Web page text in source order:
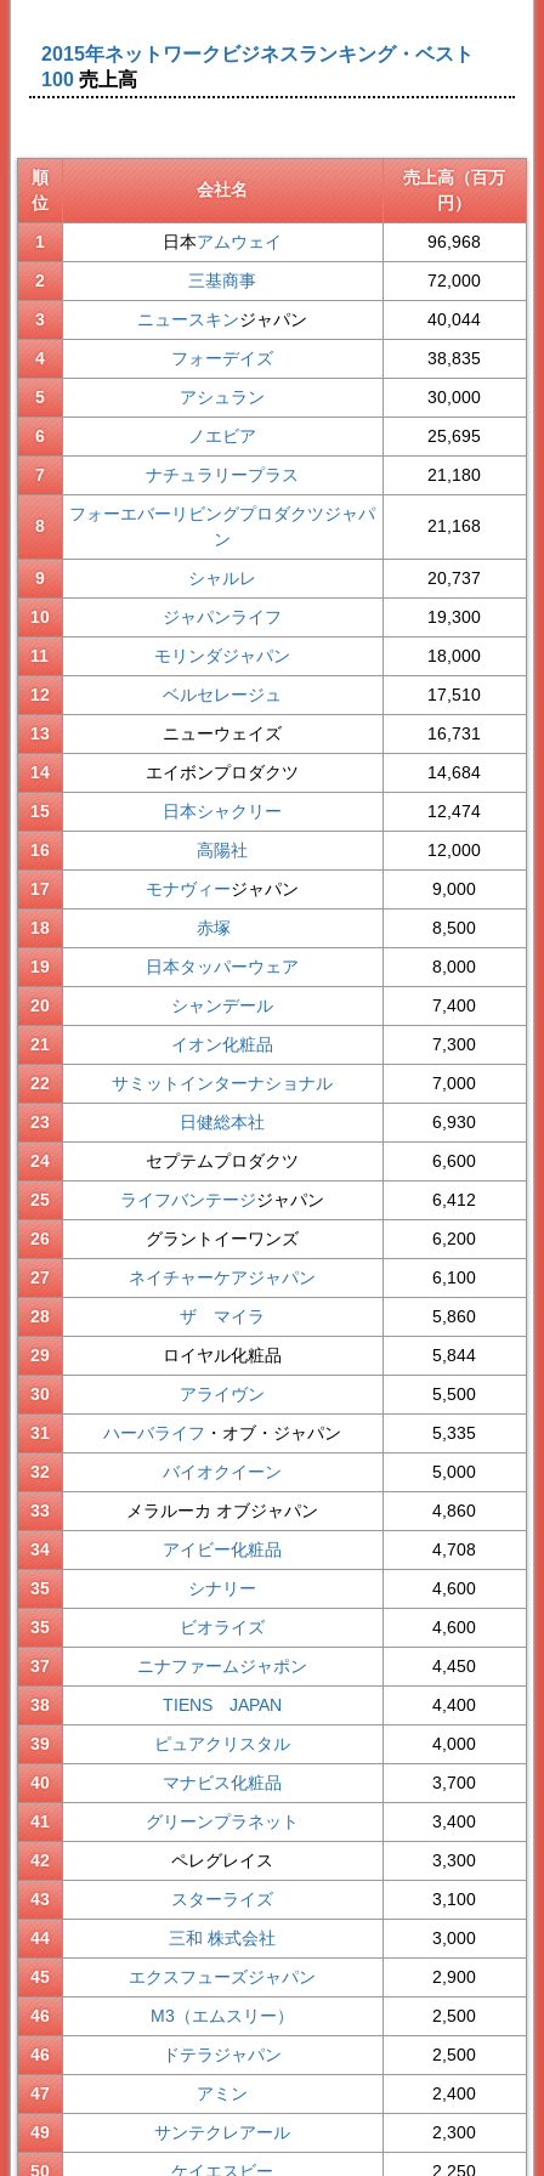
2015年ネットワークビジネスランキング・ベスト
100売上高
順
位
会社名
売上高（百万
円）
1
日本アムウェイ
96,968
2
三基商事
72,000
3
ニュースキンジャパン
40,044
4
フォーデイズ
38,835
5
アシュラン
30,000
6
ノエビア
25,695
7
ナチュラリープラス 21,180
8
フォーエバーリビングプロダクツジャパ
ン
21,168
9 シャルレ
20,737
10
ジャパンライフ
19,300
11
モリンダジャパン
18,000
12
ベルセレージュ
17,510
13
ニューウェイズ
16,731
14
エイボンプロダクツ
14,684
15
日本シャクリー
12,474
16
高陽社
12,000
17
モナヴィージャパン
9,000
18
赤塚
8,500
19
日本タッパーウェア
8,000
20
シャンデール
7,400
21
イオン化粧品
7,300
22
サミットインターナショナル
7,000
23
日健総本社
6,930
24
セプテムプロダクツ
6,600
25
ライフバンテージジャパン
6,412
26
グラントイーワンズ
6,200
27
ネイチャーケアジャパン
6,100
28
ザ マイラ
5,860
29
ロイヤル化粧品
5,844
30
アライヴン
5,500
31
ハーバライフ ・オブ・ジャパン
5,335
32
バイオクイーン
5,000
33
メラルーカ オブジャパン
4,860
34
アイビー化粧品
4,708
35
シナリー
4,600
35
ビオライズ
4,600
37
ニナファームジャポン
4,450
38
TIENS JAPAN
4,400
39
ピュアクリスタル
4,000
40
マナビス化粧品
3,700
41
グリーンプラネット
3,400
42
ペレグレイス
3,300
43
スターライズ
3,100
44
三和 株式会社
3,000
45
エクスフューズジャパン
2,900
46
M3（エムスリー）
2,500
46
ドテラジャパン
2,500
47
アミン
2,400
49
サンテクレアール
2,300
50
ケイエスビー 2,250